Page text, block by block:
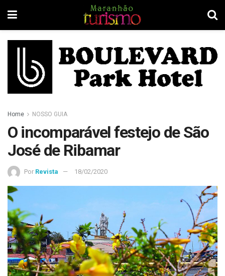
Home NOSSO GUIA
O incomparável festejo de São
José de Ribamar
Por Revista 18/02/2020